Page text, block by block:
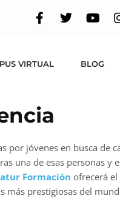
VIRTUAL BLOG
por jóvenes en busca de
una de esas personas y
Formación ofrecerá
más prestigiosas del